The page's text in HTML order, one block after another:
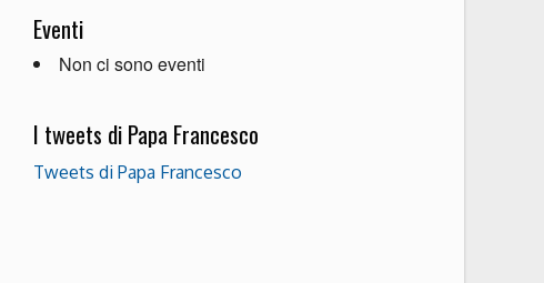
Eventi
Non ci sono eventi
I tweets di Papa Francesco
Tweets di Papa Francesco